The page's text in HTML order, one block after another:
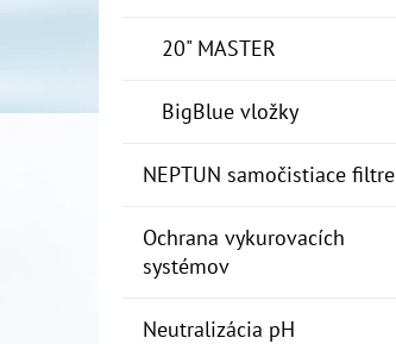
20" MASTER
BigBlue vložky
NEPTUN samočistiace filtre
Ochrana vykurovacích
systémov
Neutralizácia pH